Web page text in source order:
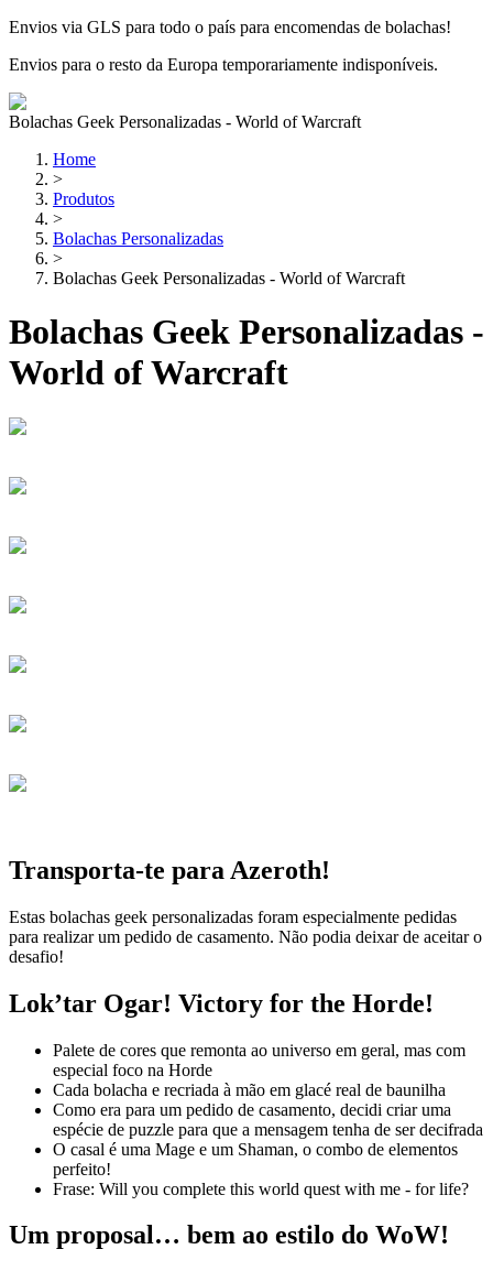
Envios via GLS para todo o país para encomendas de bolachas!
Envios para o resto da Europa temporariamente indisponíveis.
Bolachas Geek Personalizadas - World of Warcraft
Home
>
Produtos
>
Bolachas Personalizadas
>
Bolachas Geek Personalizadas - World of Warcraft
Bolachas Geek Personalizadas -
World of Warcraft
Transporta-te para Azeroth!
Estas bolachas geek personalizadas foram especialmente pedidas
para realizar um pedido de casamento. Não podia deixar de aceitar o
desafio!
Lok’tar Ogar! Victory for the Horde!
Palete de cores que remonta ao universo em geral, mas com
especial foco na Horde
Cada bolacha e recriada à mão em glacé real de baunilha
Como era para um pedido de casamento, decidi criar uma
espécie de puzzle para que a mensagem tenha de ser decifrada
O casal é uma Mage e um Shaman, o combo de elementos
perfeito!
Frase: Will you complete this world quest with me - for life?
Um proposal… bem ao estilo do WoW!